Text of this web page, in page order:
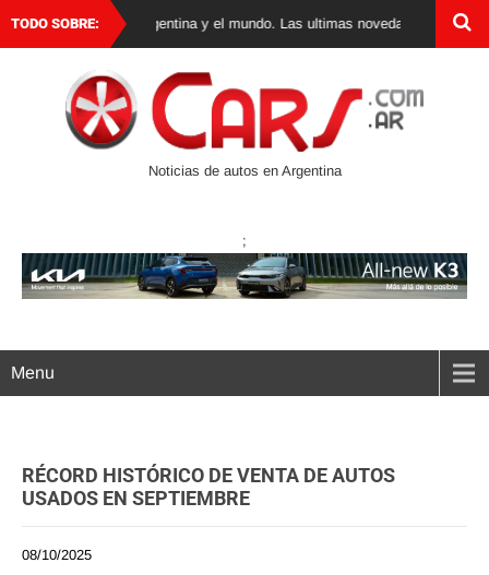
TODO SOBRE:
autos 0 km en Argentina y el mundo. Las ultimas novedades,
Noticias de autos en Argentina
;
Menu
RÉCORD HISTÓRICO DE VENTA DE AUTOS
USADOS EN SEPTIEMBRE
08/10/2025